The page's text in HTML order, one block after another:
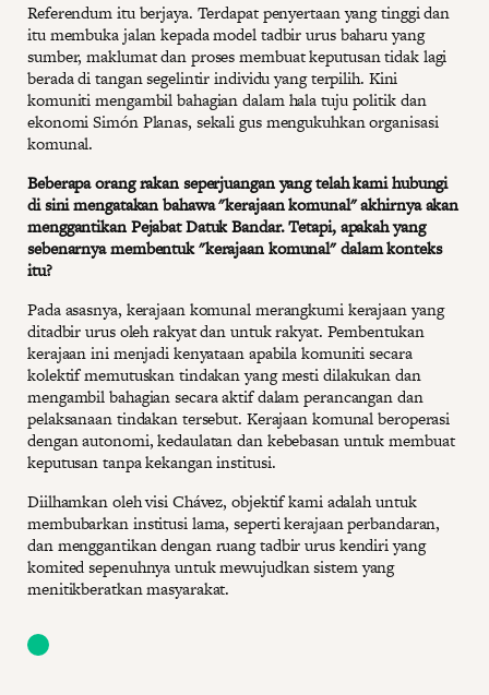
Referendum itu berjaya. Terdapat penyertaan yang tinggi dan
itu membuka jalan kepada model tadbir urus baharu yang
sumber, maklumat dan proses membuat keputusan tidak lagi
berada di tangan segelintir individu yang terpilih. Kini
komuniti mengambil bahagian dalam hala tuju politik dan
ekonomi Simón Planas, sekali gus mengukuhkan organisasi
komunal.
Beberapa orang rakan seperjuangan yang telah kami hubungi
di sini mengatakan bahawa "kerajaan komunal" akhirnya akan
menggantikan Pejabat Datuk Bandar. Tetapi, apakah yang
sebenarnya membentuk "kerajaan komunal" dalam konteks
itu?
Pada asasnya, kerajaan komunal merangkumi kerajaan yang
ditadbir urus oleh rakyat dan untuk rakyat. Pembentukan
kerajaan ini menjadi kenyataan apabila komuniti secara
kolektif memutuskan tindakan yang mesti dilakukan dan
mengambil bahagian secara aktif dalam perancangan dan
pelaksanaan tindakan tersebut. Kerajaan komunal beroperasi
dengan autonomi, kedaulatan dan kebebasan untuk membuat
keputusan tanpa kekangan institusi.
Diilhamkan oleh visi Chávez, objektif kami adalah untuk
membubarkan institusi lama, seperti kerajaan perbandaran,
dan menggantikan dengan ruang tadbir urus kendiri yang
komited sepenuhnya untuk mewujudkan sistem yang
menitikberatkan masyarakat.